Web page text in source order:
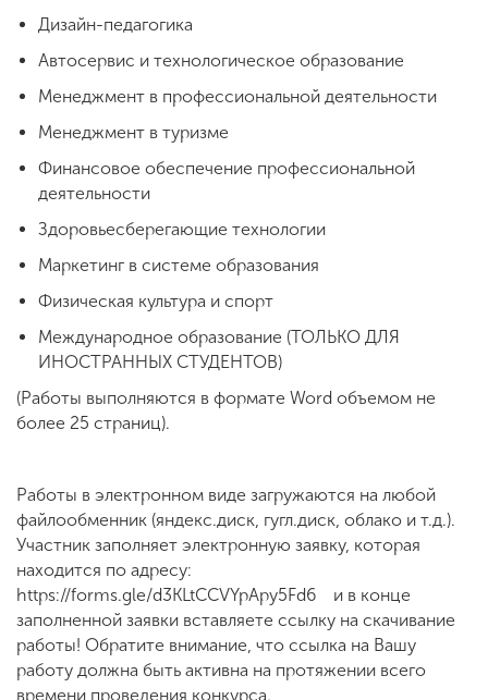
Дизайн-педагогика
Автосервис и технологическое образование
Менеджмент в профессиональной деятельности
Менеджмент в туризме
Финансовое обеспечение профессиональной
деятельности
Здоровьесберегающие технологии
Маркетинг в системе образования
Физическая культура и спорт
Международное образование (ТОЛЬКО ДЛЯ
ИНОСТРАННЫХ СТУДЕНТОВ)
(Работы выполняются в формате Word объемом не
более 25 страниц).
Работы в электронном виде загружаются на любой
файлообменник (яндекс.диск, гугл.диск, облако и т.д.).
Участник заполняет электронную заявку, которая
находится по адресу:
https://forms.gle/d3KLtCCVYpApy5Fd6 и в конце
заполненной заявки вставляете ссылку на скачивание
работы! Обратите внимание, что ссылка на Вашу
работу должна быть активна на протяжении всего
времени проведения конкурса.